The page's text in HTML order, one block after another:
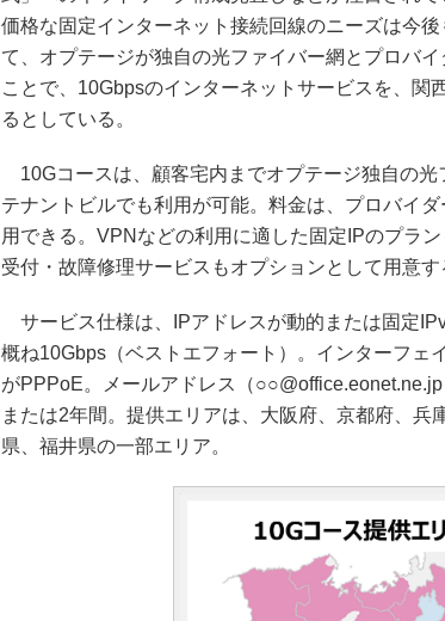
価格な固定インターネット接続回線のニーズは今
て、オプテージが独自の光ファイバー網とプロバ
ことで、10Gbpsのインターネットサービスを、関
るとしている。
10Gコースは、顧客宅内までオプテージ独自の光
テナントビルでも利用が可能。料金は、プロバイ
用できる。VPNなどの利用に適した固定IPのプラ
受付・故障修理サービスもオプションとして用意す
サービス仕様は、IPアドレスが動的または固定
概ね10Gbps（ベストエフォート）。インターフェ
がPPPoE。メールアドレス（
または2年間。提供エリアは、大阪府、京都府、兵
県、福井県の一部エリア。